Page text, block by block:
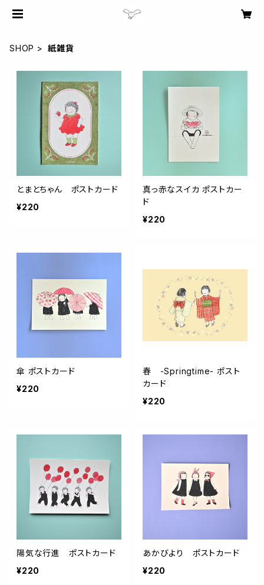
SHOP 紙雑貨
とまとちゃん ポストカード
¥220
真っ赤なスイカ ポストカー
ド
¥220
傘 ポストカード
¥220
春 -Springtime- ポスト
カード
¥220
陽気な行進 ポストカード
¥220
あかびより ポストカード
¥220